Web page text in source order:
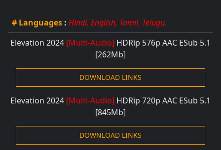
# Languages : Hindi, English, Tamil, Telugu.
Elevation 2024 [Multi-Audio] HDRip 576p AAC ESub 5.1
[262Mb]
DOWNLOAD LINKS
Elevation 2024 [Multi-Audio] HDRip 720p AAC ESub 5.1
[845Mb]
DOWNLOAD LINKS